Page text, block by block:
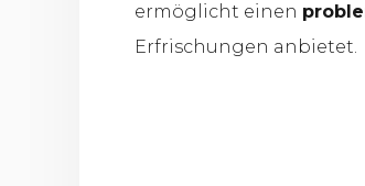
ermöglicht einen
Erfrischungen anbietet.